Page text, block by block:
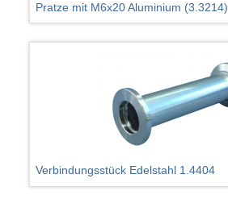
Pratze mit M6x20 Aluminium (3.3214)
Verbindungsstück Edelstahl 1.4404